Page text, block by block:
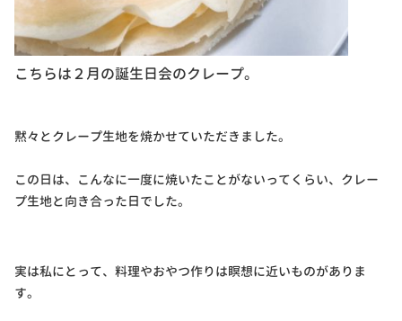
こちらは２月の誕生日会のクレープ。
黙々とクレープ生地を焼かせていただきました。
この日は、こんなに一度に焼いたことがないってくらい、クレー
プ生地と向き合った日でした。
実は私にとって、料理やおやつ作りは瞑想に近いものがありま
す。